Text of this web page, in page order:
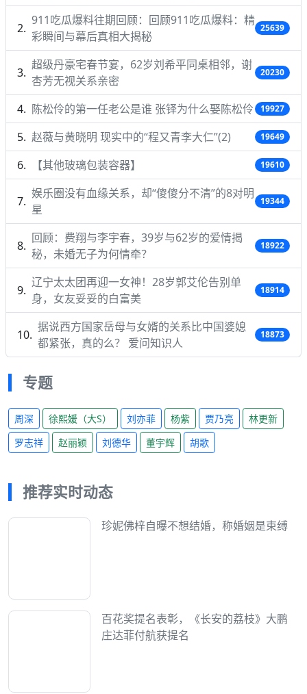
911吃瓜爆料往期回顾：回顾911吃瓜爆料：精
彩瞬间与幕后真相大揭秘
25639
超级丹豪宅春节宴，62岁刘希平同桌相邻，谢
杏芳无视关系亲密
20230
陈松伶的第一任老公是谁 张铎为什么娶陈松伶 19927
赵薇与黄晓明 现实中的“程又青李大仁”(2) 19649
【其他玻璃包装容器】 19610
娱乐圈没有血缘关系，却“傻傻分不清”的8对明
星
19344
回顾：费翔与李宇春，39岁与62岁的爱情揭
秘，未婚无子为何情牵？
18922
辽宁太太团再迎一女神！28岁郭艾伦告别单
身，女友妥妥的白富美
18914
据说西方国家岳母与女婿的关系比中国婆媳
都紧张，真的么？ 爱问知识人
18873
专题
周深 徐熙媛（大S） 刘亦菲 杨紫 贾乃亮
林更新
罗志祥
赵丽颖 刘德华 董宇辉 胡歌
推荐实时动态
珍妮佛梓自曝不想结婚，称婚姻是束缚
百花奖提名表彰，《长安的荔枝》大鹏
庄达菲付航获提名